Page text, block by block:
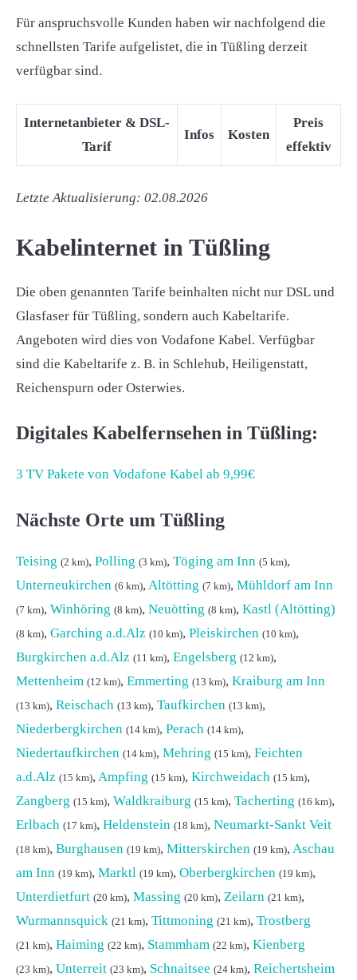
Für anspruchsvolle Kunden haben wir nachfolgend die
schnellsten Tarife aufgelistet, die in Tüßling derzeit
verfügbar sind.
Internetanbieter & DSL-
Tarif
Infos Kosten
Preis
effektiv
Letzte Aktualisierung: 02.08.2026
Kabelinternet in Tüßling
Die oben genannten Tarife beinhalten nicht nur DSL und
Glasfaser für Tüßling, sondern auch Kabeltarife.
Angeboten wird dies von Vodafone Kabel. Verfügbar
sind die Kabeltarife z. B. in Schlehub, Heiligenstatt,
Reichenspurn oder Osterwies.
Digitales Kabelfernsehen in Tüßling:
3 TV Pakete von Vodafone Kabel ab 9,99€
Nächste Orte um Tüßling
Teising (2 km), Polling (3 km), Töging am Inn (5 km),
Unterneukirchen (6 km), Altötting (7 km), Mühldorf am Inn
(7 km), Winhöring (8 km), Neuötting (8 km), Kastl (Altötting)
(8 km), Garching a.d.Alz (10 km), Pleiskirchen (10 km),
Burgkirchen a.d.Alz (11 km), Engelsberg (12 km),
Mettenheim (12 km), Emmerting (13 km), Kraiburg am Inn
(13 km), Reischach (13 km), Taufkirchen (13 km),
Niederbergkirchen (14 km), Perach (14 km),
Niedertaufkirchen (14 km), Mehring (15 km), Feichten
a.d.Alz (15 km), Ampfing (15 km), Kirchweidach (15 km),
Zangberg (15 km), Waldkraiburg (15 km), Tacherting (16 km),
Erlbach (17 km), Heldenstein (18 km), Neumarkt-Sankt Veit
(18 km), Burghausen (19 km), Mitterskirchen (19 km), Aschau
am Inn (19 km), Marktl (19 km), Oberbergkirchen (19 km),
Unterdietfurt (20 km), Massing (20 km), Zeilarn (21 km),
Wurmannsquick (21 km), Tittmoning (21 km), Trostberg
(21 km), Haiming (22 km), Stammham (22 km), Kienberg
(23 km), Unterreit (23 km), Schnaitsee (24 km), Reichertsheim